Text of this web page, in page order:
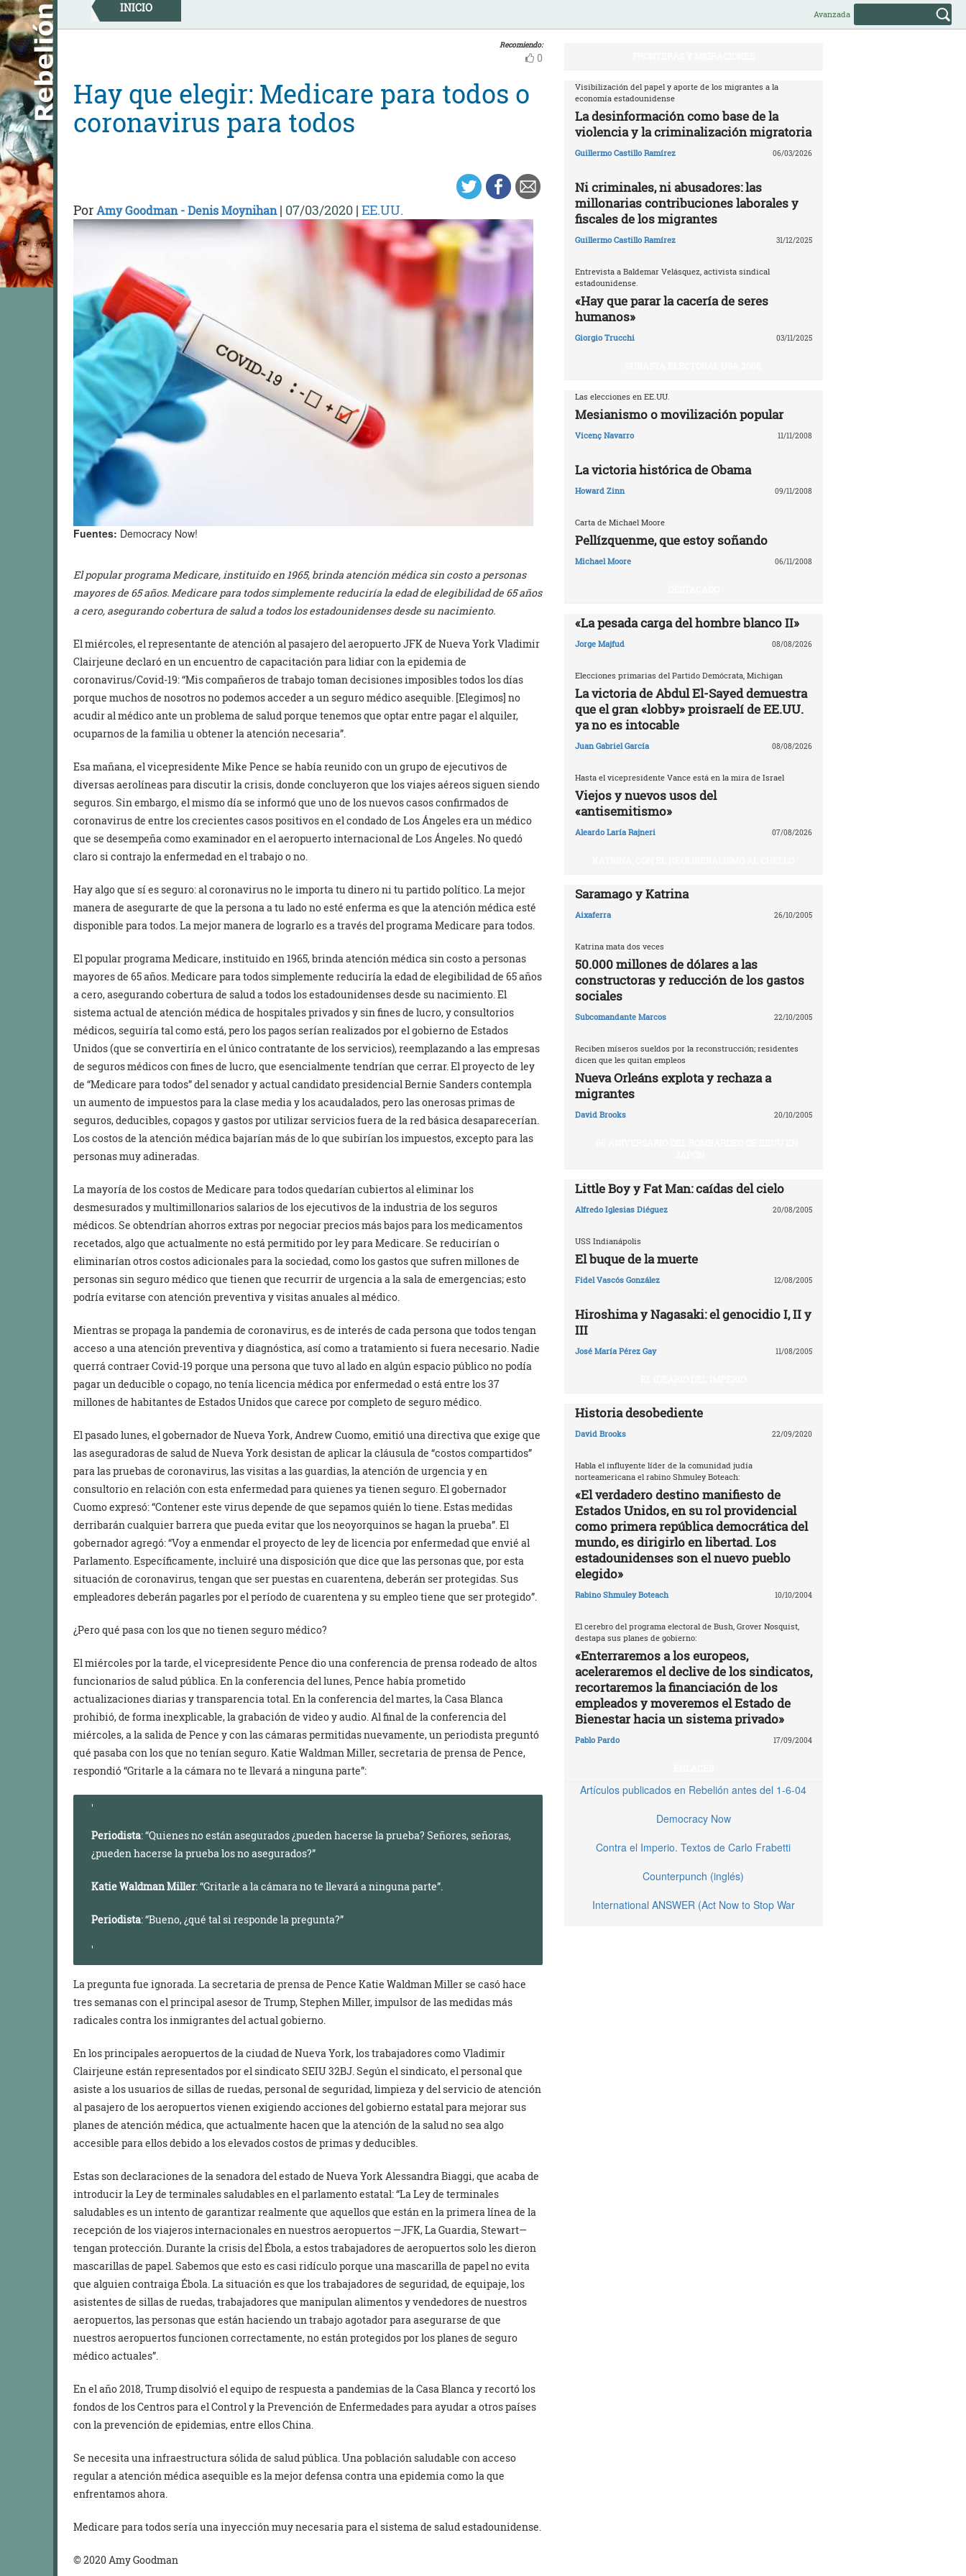
Skip
to
content
INICIO Avanzada
Recomiendo:
0
Hay que elegir: Medicare para todos o
coronavirus para todos
PorAmy Goodman - Denis Moynihan| 07/03/2020 | EE.UU.
Fuentes: Democracy Now!
El popular programa Medicare, instituido en 1965, brinda atención médica sin costo a personas
mayores de 65 años. Medicare para todos simplemente reduciría la edad de elegibilidad de 65 años
a cero, asegurando cobertura de salud a todos los estadounidenses desde su nacimiento.
El miércoles, el representante de atención al pasajero del aeropuerto JFK de Nueva York Vladimir
Clairjeune declaró en un encuentro de capacitación para lidiar con la epidemia de
coronavirus/Covid-19: “Mis compañeros de trabajo toman decisiones imposibles todos los días
porque muchos de nosotros no podemos acceder a un seguro médico asequible. [Elegimos] no
acudir al médico ante un problema de salud porque tenemos que optar entre pagar el alquiler,
ocuparnos de la familia u obtener la atención necesaria”.
Esa mañana, el vicepresidente Mike Pence se había reunido con un grupo de ejecutivos de
diversas aerolíneas para discutir la crisis, donde concluyeron que los viajes aéreos siguen siendo
seguros. Sin embargo, el mismo día se informó que uno de los nuevos casos confirmados de
coronavirus de entre los crecientes casos positivos en el condado de Los Ángeles era un médico
que se desempeña como examinador en el aeropuerto internacional de Los Ángeles. No quedó
claro si contrajo la enfermedad en el trabajo o no.
Hay algo que sí es seguro: al coronavirus no le importa tu dinero ni tu partido político. La mejor
manera de asegurarte de que la persona a tu lado no esté enferma es que la atención médica esté
disponible para todos. La mejor manera de lograrlo es a través del programa Medicare para todos.
El popular programa Medicare, instituido en 1965, brinda atención médica sin costo a personas
mayores de 65 años. Medicare para todos simplemente reduciría la edad de elegibilidad de 65 años
a cero, asegurando cobertura de salud a todos los estadounidenses desde su nacimiento. El
sistema actual de atención médica de hospitales privados y sin fines de lucro, y consultorios
médicos, seguiría tal como está, pero los pagos serían realizados por el gobierno de Estados
Unidos (que se convertiría en el único contratante de los servicios), reemplazando a las empresas
de seguros médicos con fines de lucro, que esencialmente tendrían que cerrar. El proyecto de ley
de “Medicare para todos” del senador y actual candidato presidencial Bernie Sanders contempla
un aumento de impuestos para la clase media y los acaudalados, pero las onerosas primas de
seguros, deducibles, copagos y gastos por utilizar servicios fuera de la red básica desaparecerían.
Los costos de la atención médica bajarían más de lo que subirían los impuestos, excepto para las
personas muy adineradas.
La mayoría de los costos de Medicare para todos quedarían cubiertos al eliminar los
desmesurados y multimillonarios salarios de los ejecutivos de la industria de los seguros
médicos. Se obtendrían ahorros extras por negociar precios más bajos para los medicamentos
recetados, algo que actualmente no está permitido por ley para Medicare. Se reducirían o
eliminarían otros costos adicionales para la sociedad, como los gastos que sufren millones de
personas sin seguro médico que tienen que recurrir de urgencia a la sala de emergencias; esto
podría evitarse con atención preventiva y visitas anuales al médico.
Mientras se propaga la pandemia de coronavirus, es de interés de cada persona que todos tengan
acceso a una atención preventiva y diagnóstica, así como a tratamiento si fuera necesario. Nadie
querrá contraer Covid-19 porque una persona que tuvo al lado en algún espacio público no podía
pagar un deducible o copago, no tenía licencia médica por enfermedad o está entre los 37
millones de habitantes de Estados Unidos que carece por completo de seguro médico.
El pasado lunes, el gobernador de Nueva York, Andrew Cuomo, emitió una directiva que exige que
las aseguradoras de salud de Nueva York desistan de aplicar la cláusula de “costos compartidos”
para las pruebas de coronavirus, las visitas a las guardias, la atención de urgencia y en
consultorio en relación con esta enfermedad para quienes ya tienen seguro. El gobernador
Cuomo expresó: “Contener este virus depende de que sepamos quién lo tiene. Estas medidas
derribarán cualquier barrera que pueda evitar que los neoyorquinos se hagan la prueba”. El
gobernador agregó: “Voy a enmendar el proyecto de ley de licencia por enfermedad que envié al
Parlamento. Específicamente, incluiré una disposición que dice que las personas que, por esta
situación de coronavirus, tengan que ser puestas en cuarentena, deberán ser protegidas. Sus
empleadores deberán pagarles por el período de cuarentena y su empleo tiene que ser protegido”.
¿Pero qué pasa con los que no tienen seguro médico?
El miércoles por la tarde, el vicepresidente Pence dio una conferencia de prensa rodeado de altos
funcionarios de salud pública. En la conferencia del lunes, Pence había prometido
actualizaciones diarias y transparencia total. En la conferencia del martes, la Casa Blanca
prohibió, de forma inexplicable, la grabación de video y audio. Al final de la conferencia del
miércoles, a la salida de Pence y con las cámaras permitidas nuevamente, un periodista preguntó
qué pasaba con los que no tenían seguro. Katie Waldman Miller, secretaria de prensa de Pence,
respondió “Gritarle a la cámara no te llevará a ninguna parte”:
Periodista: “Quienes no están asegurados ¿pueden hacerse la prueba? Señores, señoras,
¿pueden hacerse la prueba los no asegurados?”
Katie Waldman Miller: “Gritarle a la cámara no te llevará a ninguna parte”.
Periodista: “Bueno, ¿qué tal si responde la pregunta?”
La pregunta fue ignorada. La secretaria de prensa de Pence Katie Waldman Miller se casó hace
tres semanas con el principal asesor de Trump, Stephen Miller, impulsor de las medidas más
radicales contra los inmigrantes del actual gobierno.
En los principales aeropuertos de la ciudad de Nueva York, los trabajadores como Vladimir
Clairjeune están representados por el sindicato SEIU 32BJ. Según el sindicato, el personal que
asiste a los usuarios de sillas de ruedas, personal de seguridad, limpieza y del servicio de atención
al pasajero de los aeropuertos vienen exigiendo acciones del gobierno estatal para mejorar sus
planes de atención médica, que actualmente hacen que la atención de la salud no sea algo
accesible para ellos debido a los elevados costos de primas y deducibles.
Estas son declaraciones de la senadora del estado de Nueva York Alessandra Biaggi, que acaba de
introducir la Ley de terminales saludables en el parlamento estatal: “La Ley de terminales
saludables es un intento de garantizar realmente que aquellos que están en la primera línea de la
recepción de los viajeros internacionales en nuestros aeropuertos —JFK, La Guardia, Stewart—
tengan protección. Durante la crisis del Ébola, a estos trabajadores de aeropuertos solo les dieron
mascarillas de papel. Sabemos que esto es casi ridículo porque una mascarilla de papel no evita
que alguien contraiga Ébola. La situación es que los trabajadores de seguridad, de equipaje, los
asistentes de sillas de ruedas, trabajadores que manipulan alimentos y vendedores de nuestros
aeropuertos, las personas que están haciendo un trabajo agotador para asegurarse de que
nuestros aeropuertos funcionen correctamente, no están protegidos por los planes de seguro
médico actuales”.
En el año 2018, Trump disolvió el equipo de respuesta a pandemias de la Casa Blanca y recortó los
fondos de los Centros para el Control y la Prevención de Enfermedades para ayudar a otros países
con la prevención de epidemias, entre ellos China.
Se necesita una infraestructura sólida de salud pública. Una población saludable con acceso
regular a atención médica asequible es la mejor defensa contra una epidemia como la que
enfrentamos ahora.
Medicare para todos sería una inyección muy necesaria para el sistema de salud estadounidense.
© 2020 Amy Goodman
Visibilización del papel y aporte de los migrantes a la
economía estadounidense
La desinformación como base de la
violencia y la criminalización migratoria
Guillermo Castillo Ramírez 06/03/2026
Ni criminales, ni abusadores: las
millonarias contribuciones laborales y
fiscales de los migrantes
Guillermo Castillo Ramírez 31/12/2025
Entrevista a Baldemar Velásquez, activista sindical
estadounidense.
«Hay que parar la cacería de seres
humanos»
Giorgio Trucchi 03/11/2025
Las elecciones en EE.UU.
Mesianismo o movilización popular
Vicenç Navarro 11/11/2008
La victoria histórica de Obama
Howard Zinn 09/11/2008
Carta de Michael Moore
Pellízquenme, que estoy soñando
Michael Moore 06/11/2008
«La pesada carga del hombre blanco II»
Jorge Majfud 08/08/2026
Elecciones primarias del Partido Demócrata, Michigan
La victoria de Abdul El-Sayed demuestra
que el gran «lobby» proisraelí de EE.UU.
ya no es intocable
Juan Gabriel García 08/08/2026
Hasta el vicepresidente Vance está en la mira de Israel
Viejos y nuevos usos del
«antisemitismo»
Aleardo Laría Rajneri 07/08/2026
Saramago y Katrina
Aixaferra 26/10/2005
Katrina mata dos veces
50.000 millones de dólares a las
constructoras y reducción de los gastos
sociales
Subcomandante Marcos 22/10/2005
Reciben míseros sueldos por la reconstrucción; residentes
dicen que les quitan empleos
Nueva Orleáns explota y rechaza a
migrantes
David Brooks 20/10/2005
Little Boy y Fat Man: caídas del cielo
Alfredo Iglesias Diéguez 20/08/2005
USS Indianápolis
El buque de la muerte
Fidel Vascós González 12/08/2005
Hiroshima y Nagasaki: el genocidio I, II y
III
José María Pérez Gay 11/08/2005
Historia desobediente
David Brooks 22/09/2020
Habla el influyente líder de la comunidad judía
norteamericana el rabino Shmuley Boteach:
«El verdadero destino manifiesto de
Estados Unidos, en su rol providencial
como primera república democrática del
mundo, es dirigirlo en libertad. Los
estadounidenses son el nuevo pueblo
elegido»
Rabino Shmuley Boteach 10/10/2004
El cerebro del programa electoral de Bush, Grover Nosquist,
destapa sus planes de gobierno:
«Enterraremos a los europeos,
aceleraremos el declive de los sindicatos,
recortaremos la financiación de los
empleados y moveremos el Estado de
Bienestar hacia un sistema privado»
Pablo Pardo 17/09/2004
Artículos publicados en Rebelión antes del 1-6-04
Democracy Now
Contra el Imperio. Textos de Carlo Frabetti
Counterpunch (inglés)
International ANSWER (Act Now to Stop War